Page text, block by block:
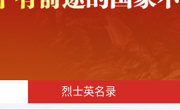
烈士英名录